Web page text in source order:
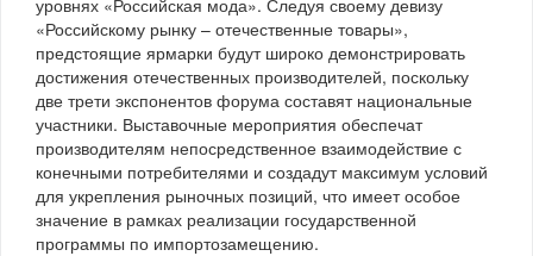
«Российскому рынку – отечественные товары»,
предстоящие ярмарки будут широко демонстрировать
достижения отечественных производителей, поскольку
две трети экспонентов форума составят национальные
участники. Выставочные мероприятия обеспечат
производителям непосредственное взаимодействие с
конечными потребителями и создадут максимум условий
для укрепления рыночных позиций, что имеет особое
значение в рамках реализации государственной
программы по импортозамещению.